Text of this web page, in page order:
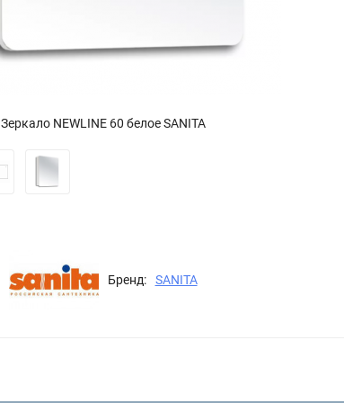
Зеркало NEWLINE 60 белое SANITA
Бренд: SANITA